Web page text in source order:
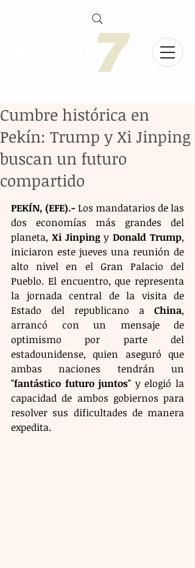
Cumbre histórica en
Pekín: Trump y Xi Jinping
buscan un futuro
compartido
PEKÍN, (EFE).- Los mandatarios de las
dos economías más grandes del
planeta, Xi Jinping y Donald Trump,
iniciaron este jueves una reunión de
alto nivel en el Gran Palacio del
Pueblo. El encuentro, que representa
la jornada central de la visita de
Estado del republicano a China,
arrancó con un mensaje de
optimismo por parte del
estadounidense, quien aseguró que
"fantástico futuro juntos" y elogió la
capacidad de ambos gobiernos para
resolver sus dificultades de manera
expedita.